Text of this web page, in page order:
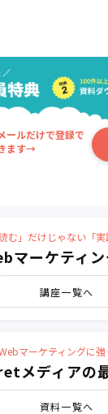
ールだけで登録で
ます→
読む」だけじゃない「実
マーケティ
講座一覧へ
マーケティングに強
メディアの
資料一覧へ